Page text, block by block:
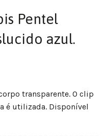
Pentel
azul.
transparente. O clip
é utilizada. Disponível